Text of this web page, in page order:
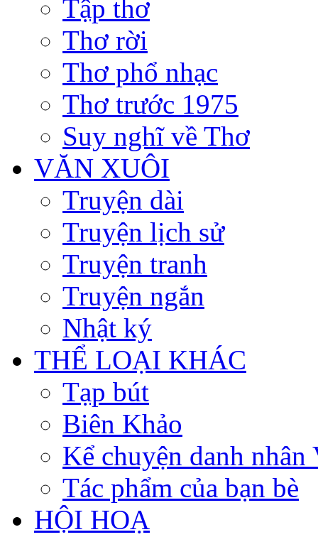
Tập thơ
Thơ rời
Thơ phổ nhạc
Thơ trước 1975
Suy nghĩ về Thơ
VĂN XUÔI
Truyện dài
Truyện lịch sử
Truyện tranh
Truyện ngắn
Nhật ký
THỂ LOẠI KHÁC
Tạp bút
Biên Khảo
Kể chuyện danh nhân
Tác phẩm của bạn bè
HỘI HOẠ